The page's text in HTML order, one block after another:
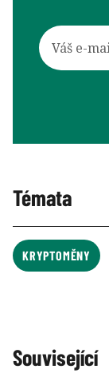
Témata
KRYPTOMĚNY
Související